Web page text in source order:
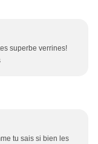
superbe verrines!
tu sais si bien les